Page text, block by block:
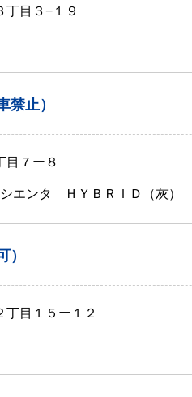
丁目３−１９
禁止）
目７ー８
エンタ ＨＹＢＲＩＤ（灰）
）
丁目１５ー１２